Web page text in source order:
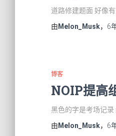
道路修建题面 好像
由 Melon_Musk， 6
博客
NOIP提高
黑色的字是考场记
由 Melon_Musk， 6